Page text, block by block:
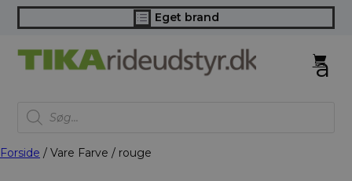
d Eget brand
Products
search
Forside / Vare Farve / rouge